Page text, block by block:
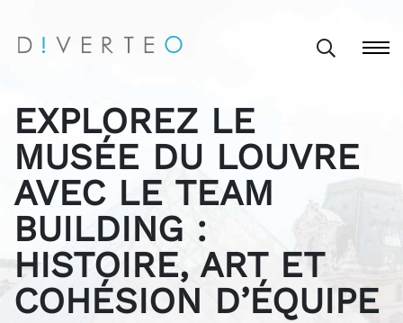
EXPLOREZ LE
MUSÉE DU LOUVRE
AVEC LE TEAM
BUILDING :
HISTOIRE, ART ET
COHÉSION D’ÉQUIPE